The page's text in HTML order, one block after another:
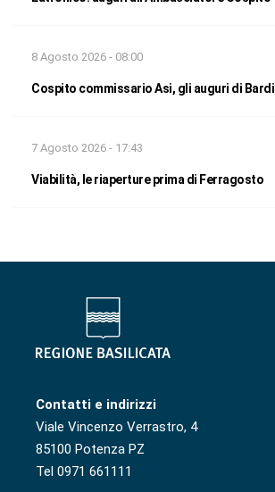
8 Agosto 2026 - 08:00
Cospito commissario Asi, gli auguri di Bardi
7 Agosto 2026 - 17:43
Viabilità, le riaperture prima di Ferragosto
Contatti e indirizzi
Viale Vincenzo Verrastro, 4
85100 Potenza PZ
Tel 0971 661111